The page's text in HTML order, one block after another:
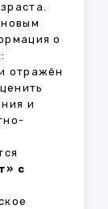
о
отражён
и
с